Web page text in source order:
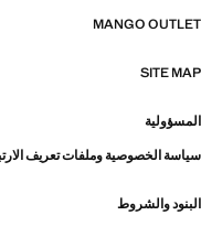
MANGO OUTLET
SITE MAP
المسؤولية
سياسة الخصوصية وملفات تعريف
البنود والشروط